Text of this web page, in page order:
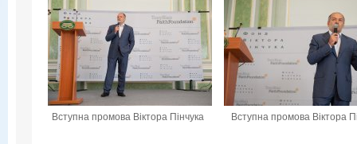
Вступна промова Віктора Пінчука Вступна промова Віктора